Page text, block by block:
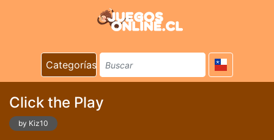
Categorías
Click the Play
by Kiz10